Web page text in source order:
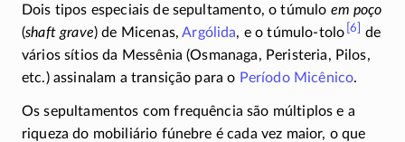
Dois tipos especiais de sepultamento, o túmulo em poço
(shaft grave) de Micenas,Argólida, e otúmulo-tolo [6]
de
vários sítios da Messênia (Osmanaga, Peristeria, Pilos,
etc.) assinalam a transição para o Período Micênico.
Os sepultamentos com frequência são múltiplos e a
riqueza do mobiliário fúnebre é cada vez maior, o que